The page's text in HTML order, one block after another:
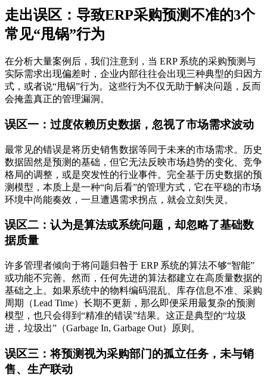
走出误区：导致ERP采购预测不准的3个
常见“甩锅”行为
在分析大量案例后，我们注意到，当 ERP 系统的采购预测与
实际需求出现偏差时，企业内部往往会出现三种典型的归因方
式，或者说“甩锅”行为。这些行为不仅无助于解决问题，反而
会掩盖真正的管理漏洞。
误区一：过度依赖历史数据，忽视了市场需求波动
最常见的错误是将历史销售数据等同于未来的市场需求。历史
数据固然是预测的基础，但它无法反映市场趋势的变化、竞争
格局的调整，或是突发性的行业事件。完全基于历史数据的预
测模型，本质上是一种“向后看”的管理方式，它在平稳的市场
环境中尚能奏效，一旦遭遇需求拐点，就会立刻失灵。
误区二：认为是算法或系统问题，却忽略了基础数
据质量
许多管理者倾向于将问题归咎于 ERP 系统的算法不够“智能”
或功能不完善。然而，任何先进的算法都建立在高质量数据的
基础之上。如果系统中的物料编码混乱、库存信息不准、采购
周期（Lead Time）长期不更新，那么即便采用最复杂的预测
模型，也只会得到“精准的错误”结果。这正是典型的“垃圾
进，垃圾出”（Garbage In, Garbage Out）原则。
误区三：将预测视为采购部门的孤立任务，未与销
售、生产联动